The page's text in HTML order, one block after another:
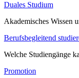
Duales Studium
Akademisches Wissen
Berufsbegleitend
Welche Studiengänge
Promotion